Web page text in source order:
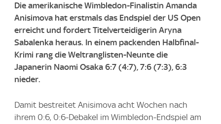
Die amerikanische Wimbledon-Finalistin Amanda
Anisimova hat erstmals das Endspiel der US Open
erreicht und fordert Titelverteidigerin Aryna
Sabalenka heraus. In einem packenden Halbfinal-
Krimi rang die Weltranglisten-Neunte die
Japanerin Naomi Osaka 6:7 (4:7), 7:6 (7:3), 6:3
nieder.
Damit bestreitet Anisimova acht Wochen nach
ihrem 0:6, 0:6-Debakel im Wimbledon-Endspiel am